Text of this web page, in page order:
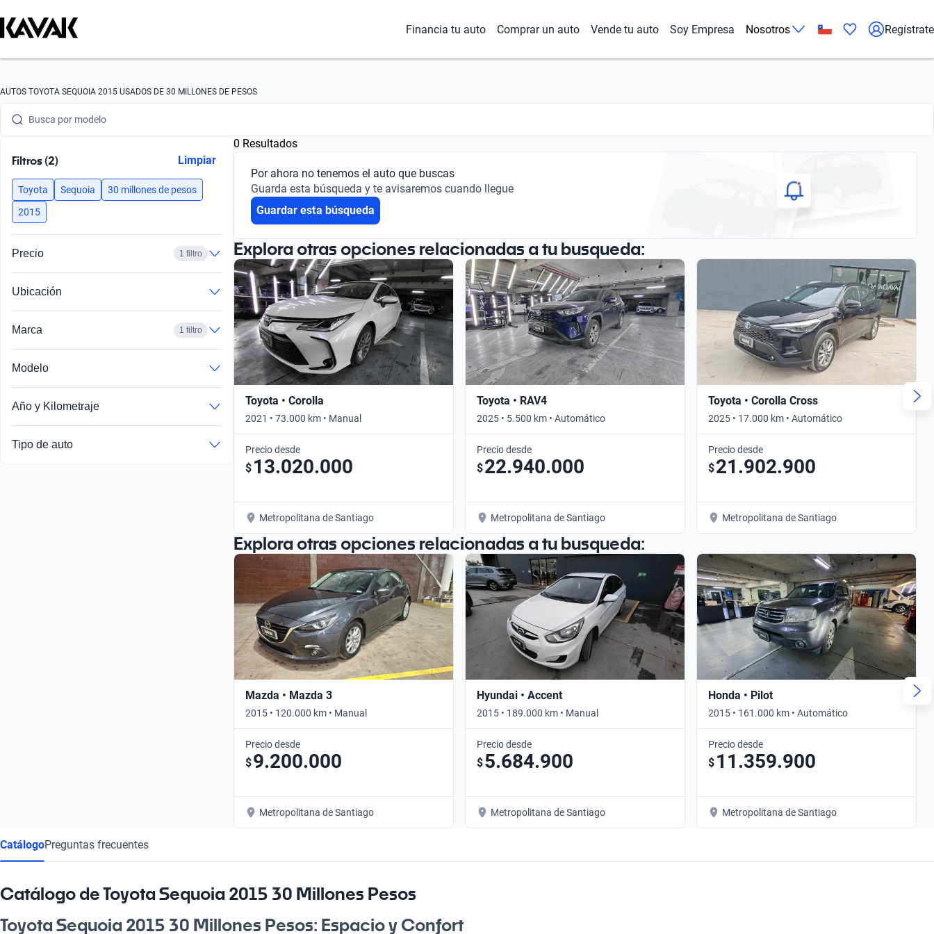
Financia tu auto Comprar un auto Vende tu auto Soy Empresa Nosotros Regístrate
AUTOS TOYOTA SEQUOIA 2015 USADOS DE 30 MILLONES DE PESOS
Busca por marca
Busca por modelo
Busca por año
Busca por marca
Busca por versión
Filtros (2) Limpiar
Toyota Sequoia
30 millones de pesos
2015
Precio 1 filtro
Ubicación
Marca 1 filtro
Modelo
Año y Kilometraje
Tipo de auto
0 Resultados
Por ahora no tenemos el auto que buscas
Guarda esta búsqueda y te avisaremos cuando llegue
Guardar esta búsqueda
Explora otras opciones relacionadas a tu busqueda:
Toyota • Corolla
2021 • 73.000 km • Manual
Precio desde
$ 13.020.000
Metropolitana de Santiago
Toyota • RAV4
2025 • 5.500 km • Automático
Precio desde
$22.940.000
Metropolitana de Santiago
Toyota • Corolla Cross
2025 • 17.000 km • Automático
Precio desde
$21.902.900
Metropolitana de Santiago
Explora otras opciones relacionadas a tu busqueda:
Mazda • Mazda 3
2015 • 120.000 km • Manual
Precio desde
$9.200.000
Metropolitana de Santiago
Hyundai • Accent
2015 • 189.000 km • Manual
Precio desde
$5.684.900
Metropolitana de Santiago
Honda • Pilot
2015 • 161.000 km • Automático
Precio desde
$ 11.359.900
Metropolitana de Santiago
CatálogoPreguntas frecuentes
Catálogo de Toyota Sequoia 2015 30 Millones Pesos
Toyota Sequoia 2015 30 Millones Pesos: Espacio y Confort